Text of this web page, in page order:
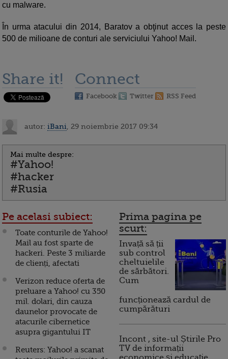
cu malware.
În urma atacului din 2014, Baratov a obţinut acces la peste
500 de milioane de conturi ale serviciului Yahoo! Mail.
Share it! Connect
Facebook Twitter RSS Feed
autor: iBani , 29 noiembrie 2017 09:34
Mai multe despre:
#Yahoo!
#hacker
#Rusia
Pe acelasi subiect:
Toate conturile de Yahoo!
Mail au fost sparte de
hackeri. Peste 3 miliarde
de clienți, afectati
Verizon reduce oferta de
preluare a Yahoo! cu 350
mil. dolari, din cauza
daunelor provocate de
atacurile cibernetice
asupra gigantului IT
Reuters: Yahoo! a scanat
Prima pagina pe
scurt:
Invață să ții
sub control
cheltuielile
de sărbători.
Cum
funcționează cardul de
cumpărături
Incont , site-ul Știrile Pro
TV de informații